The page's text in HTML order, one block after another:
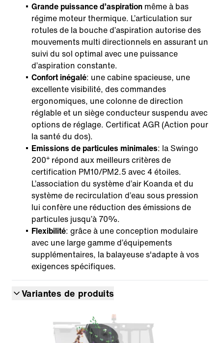
Grande puissance d’aspiration même à bas
régime moteur thermique. L’articulation sur
rotules de la bouche d’aspiration autorise des
mouvements multi directionnels en assurant un
suivi du sol optimal avec une puissance
d’aspiration constante.
Confort inégalé: une cabine spacieuse, une
excellente visibilité, des commandes
ergonomiques, une colonne de direction
réglable et un siège conducteur suspendu avec
options de réglage. Certificat AGR (Action pour
la santé du dos).
Emissions de particules minimales: la Swingo
200+ répond aux meilleurs critères de
certification PM10/PM2.5 avec 4 étoiles.
L’association du système d’air Koanda et du
système de recirculation d’eau sous pression
lui confère une réduction des émissions de
particules jusqu’à 70%.
Flexibilité: grâce à une conception modulaire
avec une large gamme d’équipements
supplémentaires, la balayeuse s'adapte à vos
exigences spécifiques.
Variantes de produits